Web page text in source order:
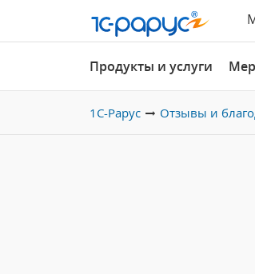
Продукты и услуги
1С-Рарус Отзывы и